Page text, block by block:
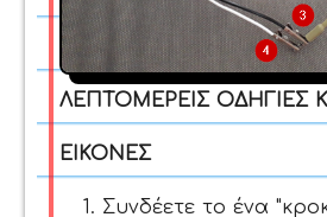
ΛΕΠΤΟΜΕΡΕΙΣ ΟΔΗΓΙΕΣ
ΕΙΚΟΝΕΣ
Συνδέετε το ένα